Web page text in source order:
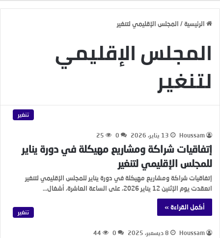
الرئيسية/ المجلس الإقليمي لتنغير
المجلس الإقليمي
لتنغير
تنغير
Houssam 13 يناير، 2026 0
25
إتفاقيات شراكة ومشاريع مهيكلة في دورة يناير
للمجلس الإقليمي لتنغير
إتفاقيات شراكة ومشاريع مهيكلة في دورة يناير للمجلس الإقليمي لتنغير
انعقدت يوم الإثنين 12 يناير 2026، على الساعة العاشرة، أشغال…
أكمل القراءة »
تنغير
Houssam 8 ديسمبر، 2025 0
44